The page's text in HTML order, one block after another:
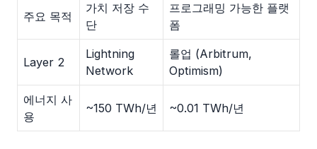
주요 목적
가치 저장 수
단
프로그래밍 가능한 플랫
폼
Layer 2
Lightning
Network
롤업 (Arbitrum,
Optimism)
에너지 사
용
~150 TWh/년 ~0.01 TWh/년